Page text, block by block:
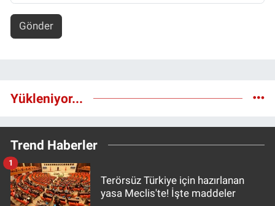
Gönder
Yükleniyor...
Trend Haberler
Terörsüz Türkiye için hazırlanan
yasa Meclis'te! İşte maddeler
1